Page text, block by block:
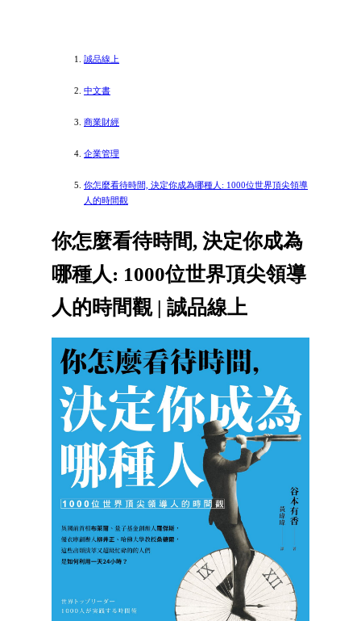
誠品線上
中文書
商業財經
企業管理
你怎麼看待時間, 決定你成為哪種人: 1000位世界頂尖領導
人的時間觀
你怎麼看待時間, 決定你成為
哪種人: 1000位世界頂尖領導
人的時間觀 | 誠品線上